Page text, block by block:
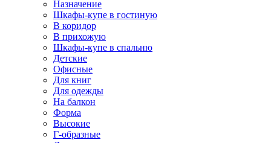
Назначение
Шкафы-купе в гостиную
В коридор
В прихожую
Шкафы-купе в спальню
Детские
Офисные
Для книг
Для одежды
На балкон
Форма
Высокие
Г-образные